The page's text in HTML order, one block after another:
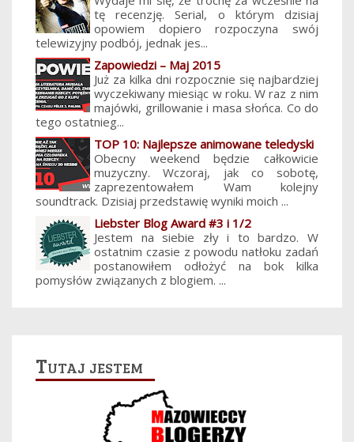
tę recenzję. Serial, o którym dzisiaj
opowiem dopiero rozpoczyna swój
telewizyjny podbój, jednak jes...
Zapowiedzi – Maj 2015
Już za kilka dni rozpocznie się najbardziej
wyczekiwany miesiąc w roku. W raz z nim
majówki, grillowanie i masa słońca. Co do
tego ostatnieg...
TOP 10: Najlepsze animowane teledyski
Obecny weekend będzie całkowicie
muzyczny. Wczoraj, jak co sobotę,
zaprezentowałem Wam kolejny
soundtrack. Dzisiaj przedstawię wyniki moich ...
Liebster Blog Award #3 i 1/2
Jestem na siebie zły i to bardzo. W
ostatnim czasie z powodu natłoku zadań
postanowiłem odłożyć na bok kilka
pomysłów związanych z blogiem. ...
Tutaj jestem